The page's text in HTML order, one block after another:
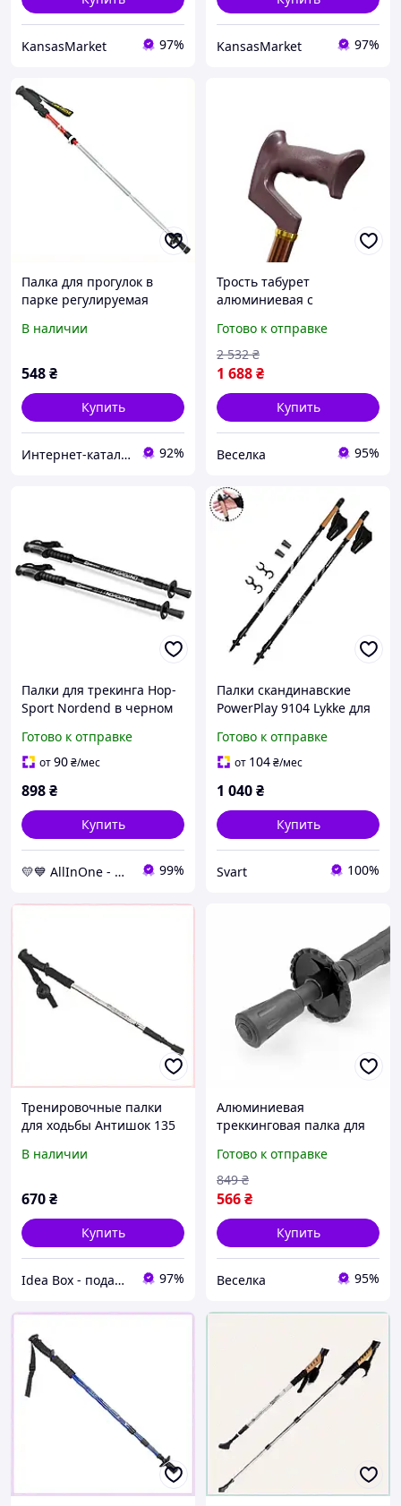
KansasMarket 97% KansasMarket 97%
Палка для прогулок в
парке регулируемая
В наличии
548₴
Купить
Интернет-каталог скидок "BAGSPACE.ua" 92%
Трость табурет
алюминиевая с
для пожилых и активных
людей для прогулок и
отдыха FLAME
Готово к отправке
1 688₴
2 532 ₴
Купить
Веселка 95%
Палки для трекинга Hop-
Sport Nordend в черном
отдыха AllInOne -market-
without-queues-
Готово к отправке
от90₴/мес
898₴
Купить
💛💙 AllInOne - находи все необходимое в одном магазине! 99%
Палки скандинавские
PowerPlay 9104 Lykke для
Black/White 80-135 см
/Svart/ -stunning-
Готово к отправке
от 104₴/мес
1 040₴
Купить
Svart 100%
Тренировочные палки
для ходьбы Антишок 135
В наличии
670₴
Купить
Idea Box - подарки для всей семьи 97%
Алюминиевая
треккинговая палка для
регулируемой длиной 50-
110 см FLAME
Готово к отправке
566₴
849 ₴
Купить
Веселка 95%